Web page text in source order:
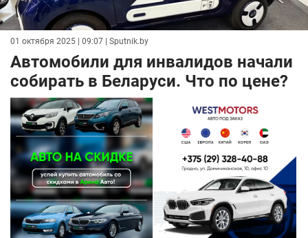
01 октября 2025 | 09:07 | Sputnik.by
Автомобили для инвалидов начали
собирать в Беларуси. Что по цене?